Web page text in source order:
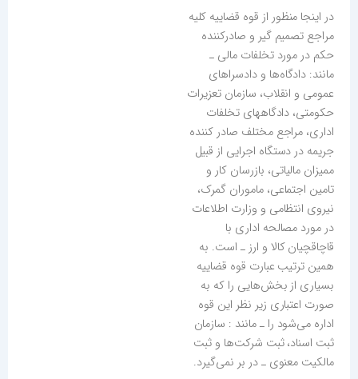
در اینجا منظور از قوه قضاییه کلیه
مراجع تصمیم گیر و صادرکننده
حکم در مورد تخلفات مالی ـ
مانند: دادگاه‌ها و دادسراهای
عمومی و انقلاب، سازمان تعزیرات
حکومتی، دادگاههای تخلفات
اداری، مراجع مختلف صادر کننده
جریمه در دستگاه اجرایی از قبیل
ممیزان مالیاتی، بازرسان کار و
تامین اجتماعی، ماموران گمرک،
نیروی انتظامی و وزارت اطلاعات
در مورد مصالحه اداری با
قاچاقچیان کالا و ارز ـ است. به
همین ترتیب عبارت قوه قضاییه
بسیاری از بخش‌هایی را که به
صورت اعتباری زیر نظر این قوه
اداره می‌شود را ـ مانند : سازمان
ثبت اسناد، ثبت شرکت‌ها و ثبت
مالکیت معنوی ـ در بر نمی‌گیرد.